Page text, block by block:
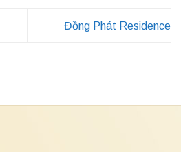
Đồng Phát Residence